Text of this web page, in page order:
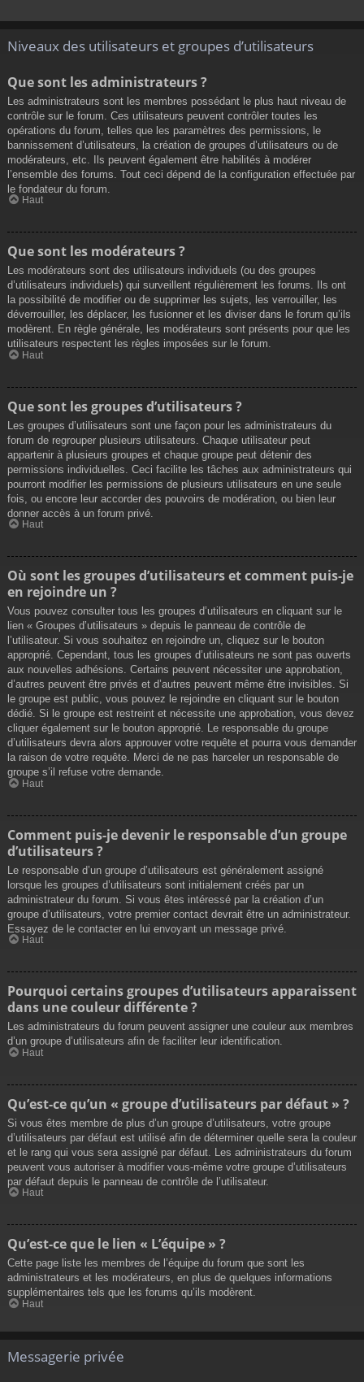
Niveaux des utilisateurs et groupes d’utilisateurs
Que sont les administrateurs ?
Les administrateurs sont les membres possédant le plus haut niveau de
contrôle sur le forum. Ces utilisateurs peuvent contrôler toutes les
opérations du forum, telles que les paramètres des permissions, le
bannissement d’utilisateurs, la création de groupes d’utilisateurs ou de
modérateurs, etc. Ils peuvent également être habilités à modérer
l’ensemble des forums. Tout ceci dépend de la configuration effectuée par
le fondateur du forum.
Haut
Que sont les modérateurs ?
Les modérateurs sont des utilisateurs individuels (ou des groupes
d’utilisateurs individuels) qui surveillent régulièrement les forums. Ils ont
la possibilité de modifier ou de supprimer les sujets, les verrouiller, les
déverrouiller, les déplacer, les fusionner et les diviser dans le forum qu’ils
modèrent. En règle générale, les modérateurs sont présents pour que les
utilisateurs respectent les règles imposées sur le forum.
Haut
Que sont les groupes d’utilisateurs ?
Les groupes d’utilisateurs sont une façon pour les administrateurs du
forum de regrouper plusieurs utilisateurs. Chaque utilisateur peut
appartenir à plusieurs groupes et chaque groupe peut détenir des
permissions individuelles. Ceci facilite les tâches aux administrateurs qui
pourront modifier les permissions de plusieurs utilisateurs en une seule
fois, ou encore leur accorder des pouvoirs de modération, ou bien leur
donner accès à un forum privé.
Haut
Où sont les groupes d’utilisateurs et comment puis-je
en rejoindre un ?
Vous pouvez consulter tous les groupes d’utilisateurs en cliquant sur le
lien « Groupes d’utilisateurs » depuis le panneau de contrôle de
l’utilisateur. Si vous souhaitez en rejoindre un, cliquez sur le bouton
approprié. Cependant, tous les groupes d’utilisateurs ne sont pas ouverts
aux nouvelles adhésions. Certains peuvent nécessiter une approbation,
d’autres peuvent être privés et d’autres peuvent même être invisibles. Si
le groupe est public, vous pouvez le rejoindre en cliquant sur le bouton
dédié. Si le groupe est restreint et nécessite une approbation, vous devez
cliquer également sur le bouton approprié. Le responsable du groupe
d’utilisateurs devra alors approuver votre requête et pourra vous demander
la raison de votre requête. Merci de ne pas harceler un responsable de
groupe s’il refuse votre demande.
Haut
Comment puis-je devenir le responsable d’un groupe
d’utilisateurs ?
Le responsable d’un groupe d’utilisateurs est généralement assigné
lorsque les groupes d’utilisateurs sont initialement créés par un
administrateur du forum. Si vous êtes intéressé par la création d’un
groupe d’utilisateurs, votre premier contact devrait être un administrateur.
Essayez de le contacter en lui envoyant un message privé.
Haut
Pourquoi certains groupes d’utilisateurs apparaissent
dans une couleur différente ?
Les administrateurs du forum peuvent assigner une couleur aux membres
d’un groupe d’utilisateurs afin de faciliter leur identification.
Haut
Qu’est-ce qu’un « groupe d’utilisateurs par défaut » ?
Si vous êtes membre de plus d’un groupe d’utilisateurs, votre groupe
d’utilisateurs par défaut est utilisé afin de déterminer quelle sera la couleur
et le rang qui vous sera assigné par défaut. Les administrateurs du forum
peuvent vous autoriser à modifier vous-même votre groupe d’utilisateurs
par défaut depuis le panneau de contrôle de l’utilisateur.
Haut
Qu’est-ce que le lien « L’équipe » ?
Cette page liste les membres de l’équipe du forum que sont les
administrateurs et les modérateurs, en plus de quelques informations
supplémentaires tels que les forums qu’ils modèrent.
Haut
Messagerie privée